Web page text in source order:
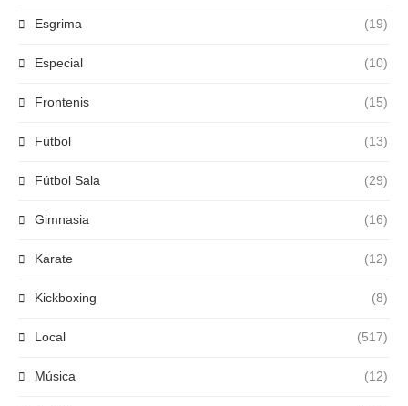
Esgrima (19)
Especial (10)
Frontenis (15)
Fútbol (13)
Fútbol Sala (29)
Gimnasia (16)
Karate (12)
Kickboxing (8)
Local (517)
Música (12)